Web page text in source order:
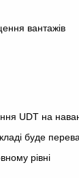
вантажів
UDT на
буде
рівні